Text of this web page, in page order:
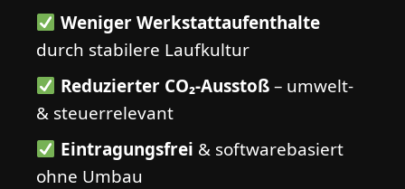
Weniger Werkstattaufenthalte
durch stabilere Laufkultur
Reduzierter CO₂-Ausstoß– umwelt-
& steuerrelevant
Eintragungsfrei & softwarebasiert
ohne Umbau